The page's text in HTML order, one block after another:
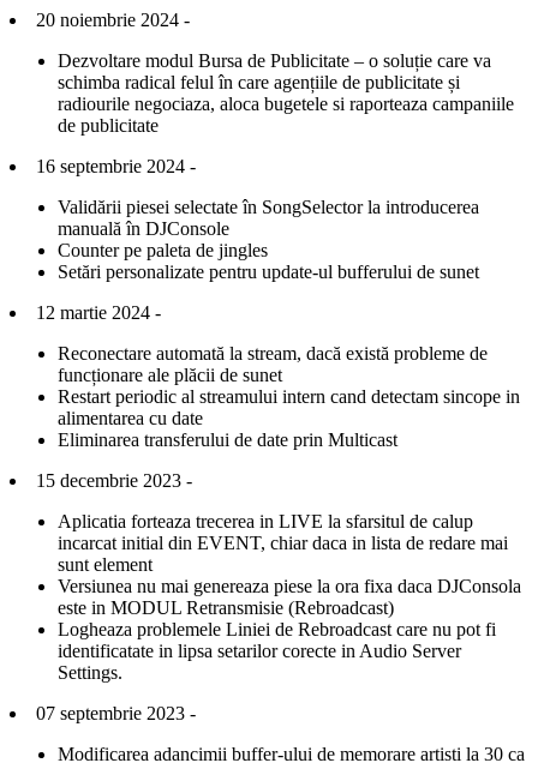
20 noiembrie 2024 -
Dezvoltare modul Bursa de Publicitate – o soluție care va
schimba radical felul în care agențiile de publicitate și
radiourile negociaza, aloca bugetele si raporteaza campaniile
de publicitate
16 septembrie 2024 -
Validării piesei selectate în SongSelector la introducerea
manuală în DJConsole
Counter pe paleta de jingles
Setări personalizate pentru update-ul bufferului de sunet
12 martie 2024 -
Reconectare automată la stream, dacă există probleme de
funcționare ale plăcii de sunet
Restart periodic al streamului intern cand detectam sincope in
alimentarea cu date
Eliminarea transferului de date prin Multicast
15 decembrie 2023 -
Aplicatia forteaza trecerea in LIVE la sfarsitul de calup
incarcat initial din EVENT, chiar daca in lista de redare mai
sunt element
Versiunea nu mai genereaza piese la ora fixa daca DJConsola
este in MODUL Retransmisie (Rebroadcast)
Logheaza problemele Liniei de Rebroadcast care nu pot fi
identificatate in lipsa setarilor corecte in Audio Server
Settings.
07 septembrie 2023 -
Modificarea adancimii buffer-ului de memorare artisti la 30 ca